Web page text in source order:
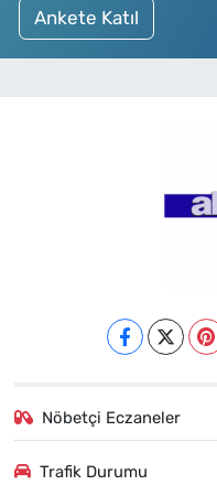
Ankete Katıl
Nöbetçi Eczaneler
Trafik Durumu